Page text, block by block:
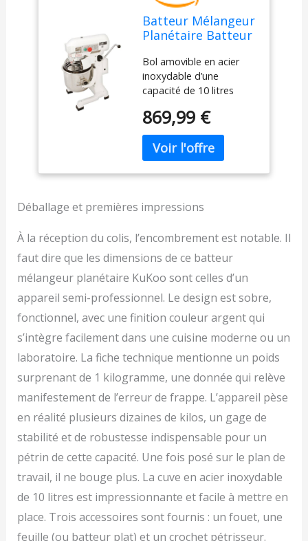
Batteur Mélangeur
Planétaire Batteur
Professionnel de
10L 550W 3
Accessoires
Pâtisserie
Bol amovible en acier
inoxydable d’une
capacité de 10 litres
vitesses ajustables pour
différents niveau de
mélanges 3 accessoires
inclus (crochet pétrisseur
– Batteur – Fouet)
869,99 €
Déballage et premières impressions
À la réception du colis, l’encombrement est notable. Il
faut dire que les dimensions de ce batteur
mélangeur planétaire KuKoo sont celles d’un
appareil semi-professionnel. Le design est sobre,
fonctionnel, avec une finition couleur argent qui
s’intègre facilement dans une cuisine moderne ou un
laboratoire. La fiche technique mentionne un poids
surprenant de 1 kilogramme, une donnée qui relève
manifestement de l’erreur de frappe. L’appareil pèse
en réalité plusieurs dizaines de kilos, un gage de
stabilité et de robustesse indispensable pour un
pétrin de cette capacité. Une fois posé sur le plan de
travail, il ne bouge plus. La cuve en acier inoxydable
de 10 litres est impressionnante et facile à mettre en
place. Trois accessoires sont fournis : un fouet, une
feuille (ou batteur plat) et un crochet pétrisseur.